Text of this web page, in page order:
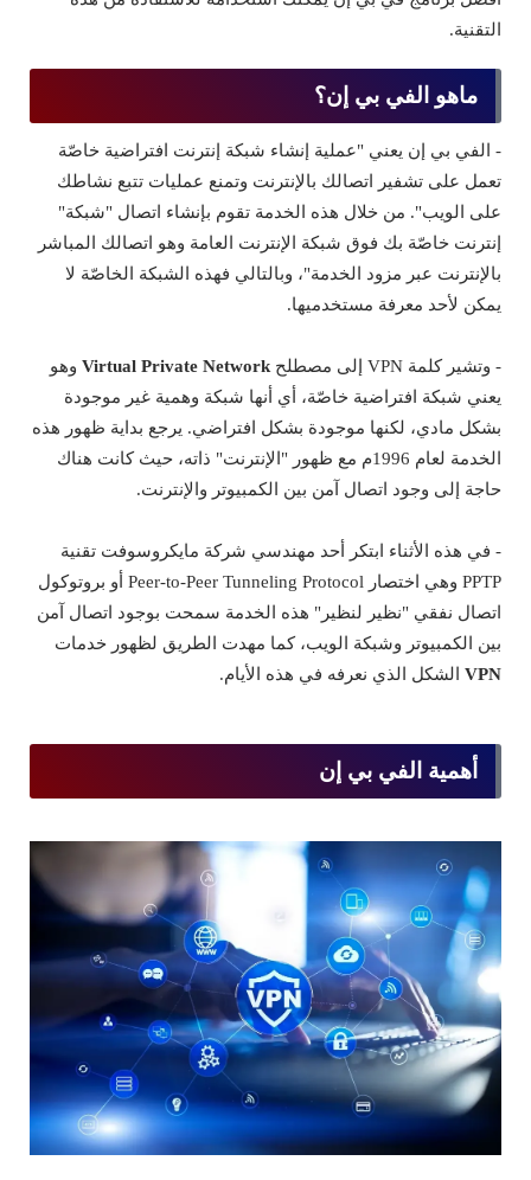
التقنية.
ماهو الفي بي إن؟
- الفي بي إن يعني "عملية إنشاء شبكة إنترنت افتراضية خاصّة
تعمل على تشفير اتصالك بالإنترنت وتمنع عمليات تتبع نشاطك
على الويب". من خلال هذه الخدمة تقوم بإنشاء اتصال "شبكة"
إنترنت خاصّة بك فوق شبكة الإنترنت العامة وهو اتصالك المباشر
بالإنترنت عبر مزود الخدمة"، وبالتالي فهذه الشبكة الخاصّة لا
يمكن لأحد معرفة مستخدميها.
- وتشير كلمة VPN إلى مصطلح Virtual Private Network وهو
يعني شبكة افتراضية خاصّة، أي أنها شبكة وهمية غير موجودة
بشكل مادي، لكنها موجودة بشكل افتراضي. يرجع بداية ظهور هذه
الخدمة لعام 1996م مع ظهور "الإنترنت" ذاته، حيث كانت هناك
حاجة إلى وجود اتصال آمن بين الكمبيوتر والإنترنت.
- في هذه الأثناء ابتكر أحد مهندسي شركة مايكروسوفت تقنية
PPTP وهي اختصار Peer-to-Peer Tunneling Protocol أو بروتوكول
اتصال نفقي "نظير لنظير" هذه الخدمة سمحت بوجود اتصال آمن
بين الكمبيوتر وشبكة الويب، كما مهدت الطريق لظهور خدمات
VPN الشكل الذي نعرفه في هذه الأيام.
أهمية الفي بي إن